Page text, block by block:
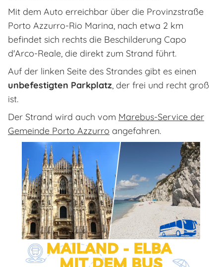
Mit dem Auto erreichbar über die Provinzstraße
Porto Azzurro-Rio Marina, nach etwa 2 km
befindet sich rechts die Beschilderung Capo
d'Arco-Reale, die direkt zum Strand führt.
Auf der linken Seite des Strandes gibt es einen
unbefestigten Parkplatz, der frei und recht groß
ist.
Der Strand wird auch vom Marebus-Service der
Gemeinde Porto Azzurro angefahren.